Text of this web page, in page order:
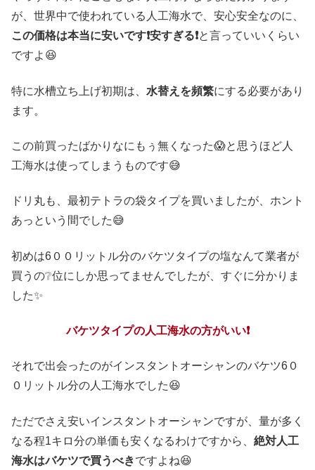
が、世界中で使われている人工海水で、安心安全なのに、
この価格は本当に安いです❗安すぎる❗と言っていいくらい
ですよ😆
特に水槽立ち上げ初期は、 水替えを頻繁にする必要があり
ます。
この前買ったばかりなにもぅ無くなった😱と思うほど人
工海水は使ってしまうものです😅
ドリ丸も、最初テトラの袋タイプを買いましたが、ホント
あっという間でした😅
初めは6００リットル分のバケツタイプの塩なんて業者が
買うの❔位にしか思ってませんでしたが、すぐに分かりま
した✨
バケツタイプの人工海水の方がいい❗
それで出会ったのがインスタントオーシャンのバケツ6０
０リットル分の人工海水でした😆
ただでさえ安いインスタントオーシャンですが、量が多く
なる程1キロ分の単価も安くなるわけですから、 絶対人工
海水はバケツで買うべきですよね😆